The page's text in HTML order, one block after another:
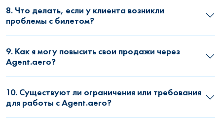
8. Что делать, если у клиента возникли
проблемы с билетом?
9. Как я могу повысить свои продажи через
Agent.aero?
10. Существуют ли ограничения или требования
для работы с Agent.aero?